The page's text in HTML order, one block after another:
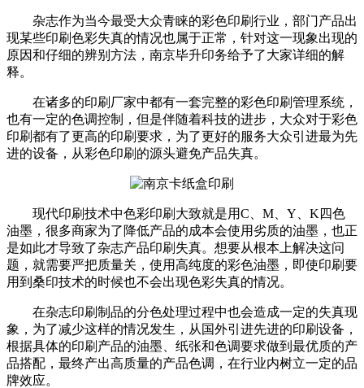
杂志作为当今最受大众青睐的彩色印刷行业，部门产品出
现某些印刷色彩失真的情况也属于正常，针对这一现象出现的
原因和仔细的辨别方法，南京毕升印务给予了大家详细的解
释。
在诸多的印刷厂家中都有一套完整的彩色印刷管理系统，
也有一定的色调控制，但是伴随着科技的进步，大众对于彩色
印刷都有了更高的印刷要求，为了更好的服务大众引进最为先
进的设备，从彩色印刷的源头避免产品失真。
现代印刷技术中色彩印刷大致就是用C、M、Y、K四色
油墨，很多商家为了降低产品的成本会使用劣质的油墨，也正
是如此才导致了杂志产品印刷失真。想要从根本上解决这问
题，就需要严把质量关，使用高纯度的彩色油墨，即使印刷要
用到桑印技术的时候也不会出现色彩失真的情况。
在杂志印刷制品的分色处理过程中也会造成一定的失真现
象，为了减少这样的情况发生，从国外引进先进的印刷设备，
根据具体的印刷产品的油墨、纸张和色调要求做到最优质的产
品搭配，最终产出高质量的产品色调，在行业内树立一定的品
牌效应。